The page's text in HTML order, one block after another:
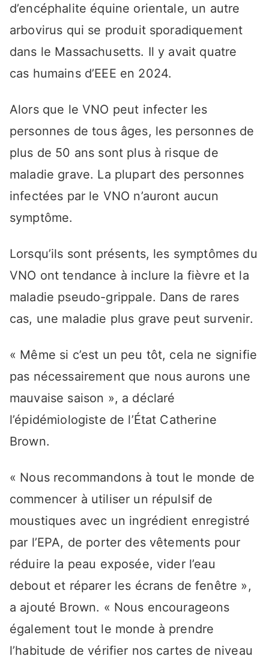
d’encéphalite équine orientale, un autre
arbovirus qui se produit sporadiquement
dans le Massachusetts. Il y avait quatre
cas humains d’EEE en 2024.
Alors que le VNO peut infecter les
personnes de tous âges, les personnes de
plus de 50 ans sont plus à risque de
maladie grave. La plupart des personnes
infectées par le VNO n’auront aucun
symptôme.
Lorsqu’ils sont présents, les symptômes du
VNO ont tendance à inclure la fièvre et la
maladie pseudo-grippale. Dans de rares
cas, une maladie plus grave peut survenir.
« Même si c’est un peu tôt, cela ne signifie
pas nécessairement que nous aurons une
mauvaise saison », a déclaré
l’épidémiologiste de l’État Catherine
Brown.
« Nous recommandons à tout le monde de
commencer à utiliser un répulsif de
moustiques avec un ingrédient enregistré
par l’EPA, de porter des vêtements pour
réduire la peau exposée, vider l’eau
debout et réparer les écrans de fenêtre »,
a ajouté Brown. « Nous encourageons
également tout le monde à prendre
l’habitude de vérifier nos cartes de niveau